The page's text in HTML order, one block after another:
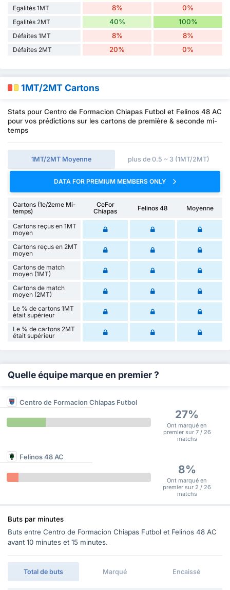
Egalités 1MT 8% 0%
Egalités 2MT 40% 100%
Défaites 1MT 8% 8%
Défaites 2MT 20% 0%
1MT/2MT Cartons
Stats pour Centro de Formacion Chiapas Futbol et Felinos 48 AC
pour vos prédictions sur les cartons de première & seconde mi-
temps
1MT/2MT Moyenne plus de 0.5 ~ 3 (1MT/2MT)
DATA FOR PREMIUM MEMBERS ONLY
Cartons (1e/2eme Mi-
temps)
CeFor
Chiapas
Felinos 48 Moyenne
Cartons reçus en 1MT
moyen
Cartons reçus en 2MT
moyen
Cartons de match
moyen (1MT)
Cartons de match
moyen (2MT)
Le % de cartons 1MT
était supérieur
Le % de cartons 2MT
était supérieur
Quelle équipe marque en premier ?
Centro de Formacion Chiapas Futbol
27%
Ont marqué en
premier sur 7 / 26
matchs
Felinos 48 AC
8%
Ont marqué en
premier sur 2 / 26
matchs
Buts par minutes
Buts entre Centro de Formacion Chiapas Futbol et Felinos 48 AC
avant 10 minutes et 15 minutes.
Total de buts Marqué Encaissé